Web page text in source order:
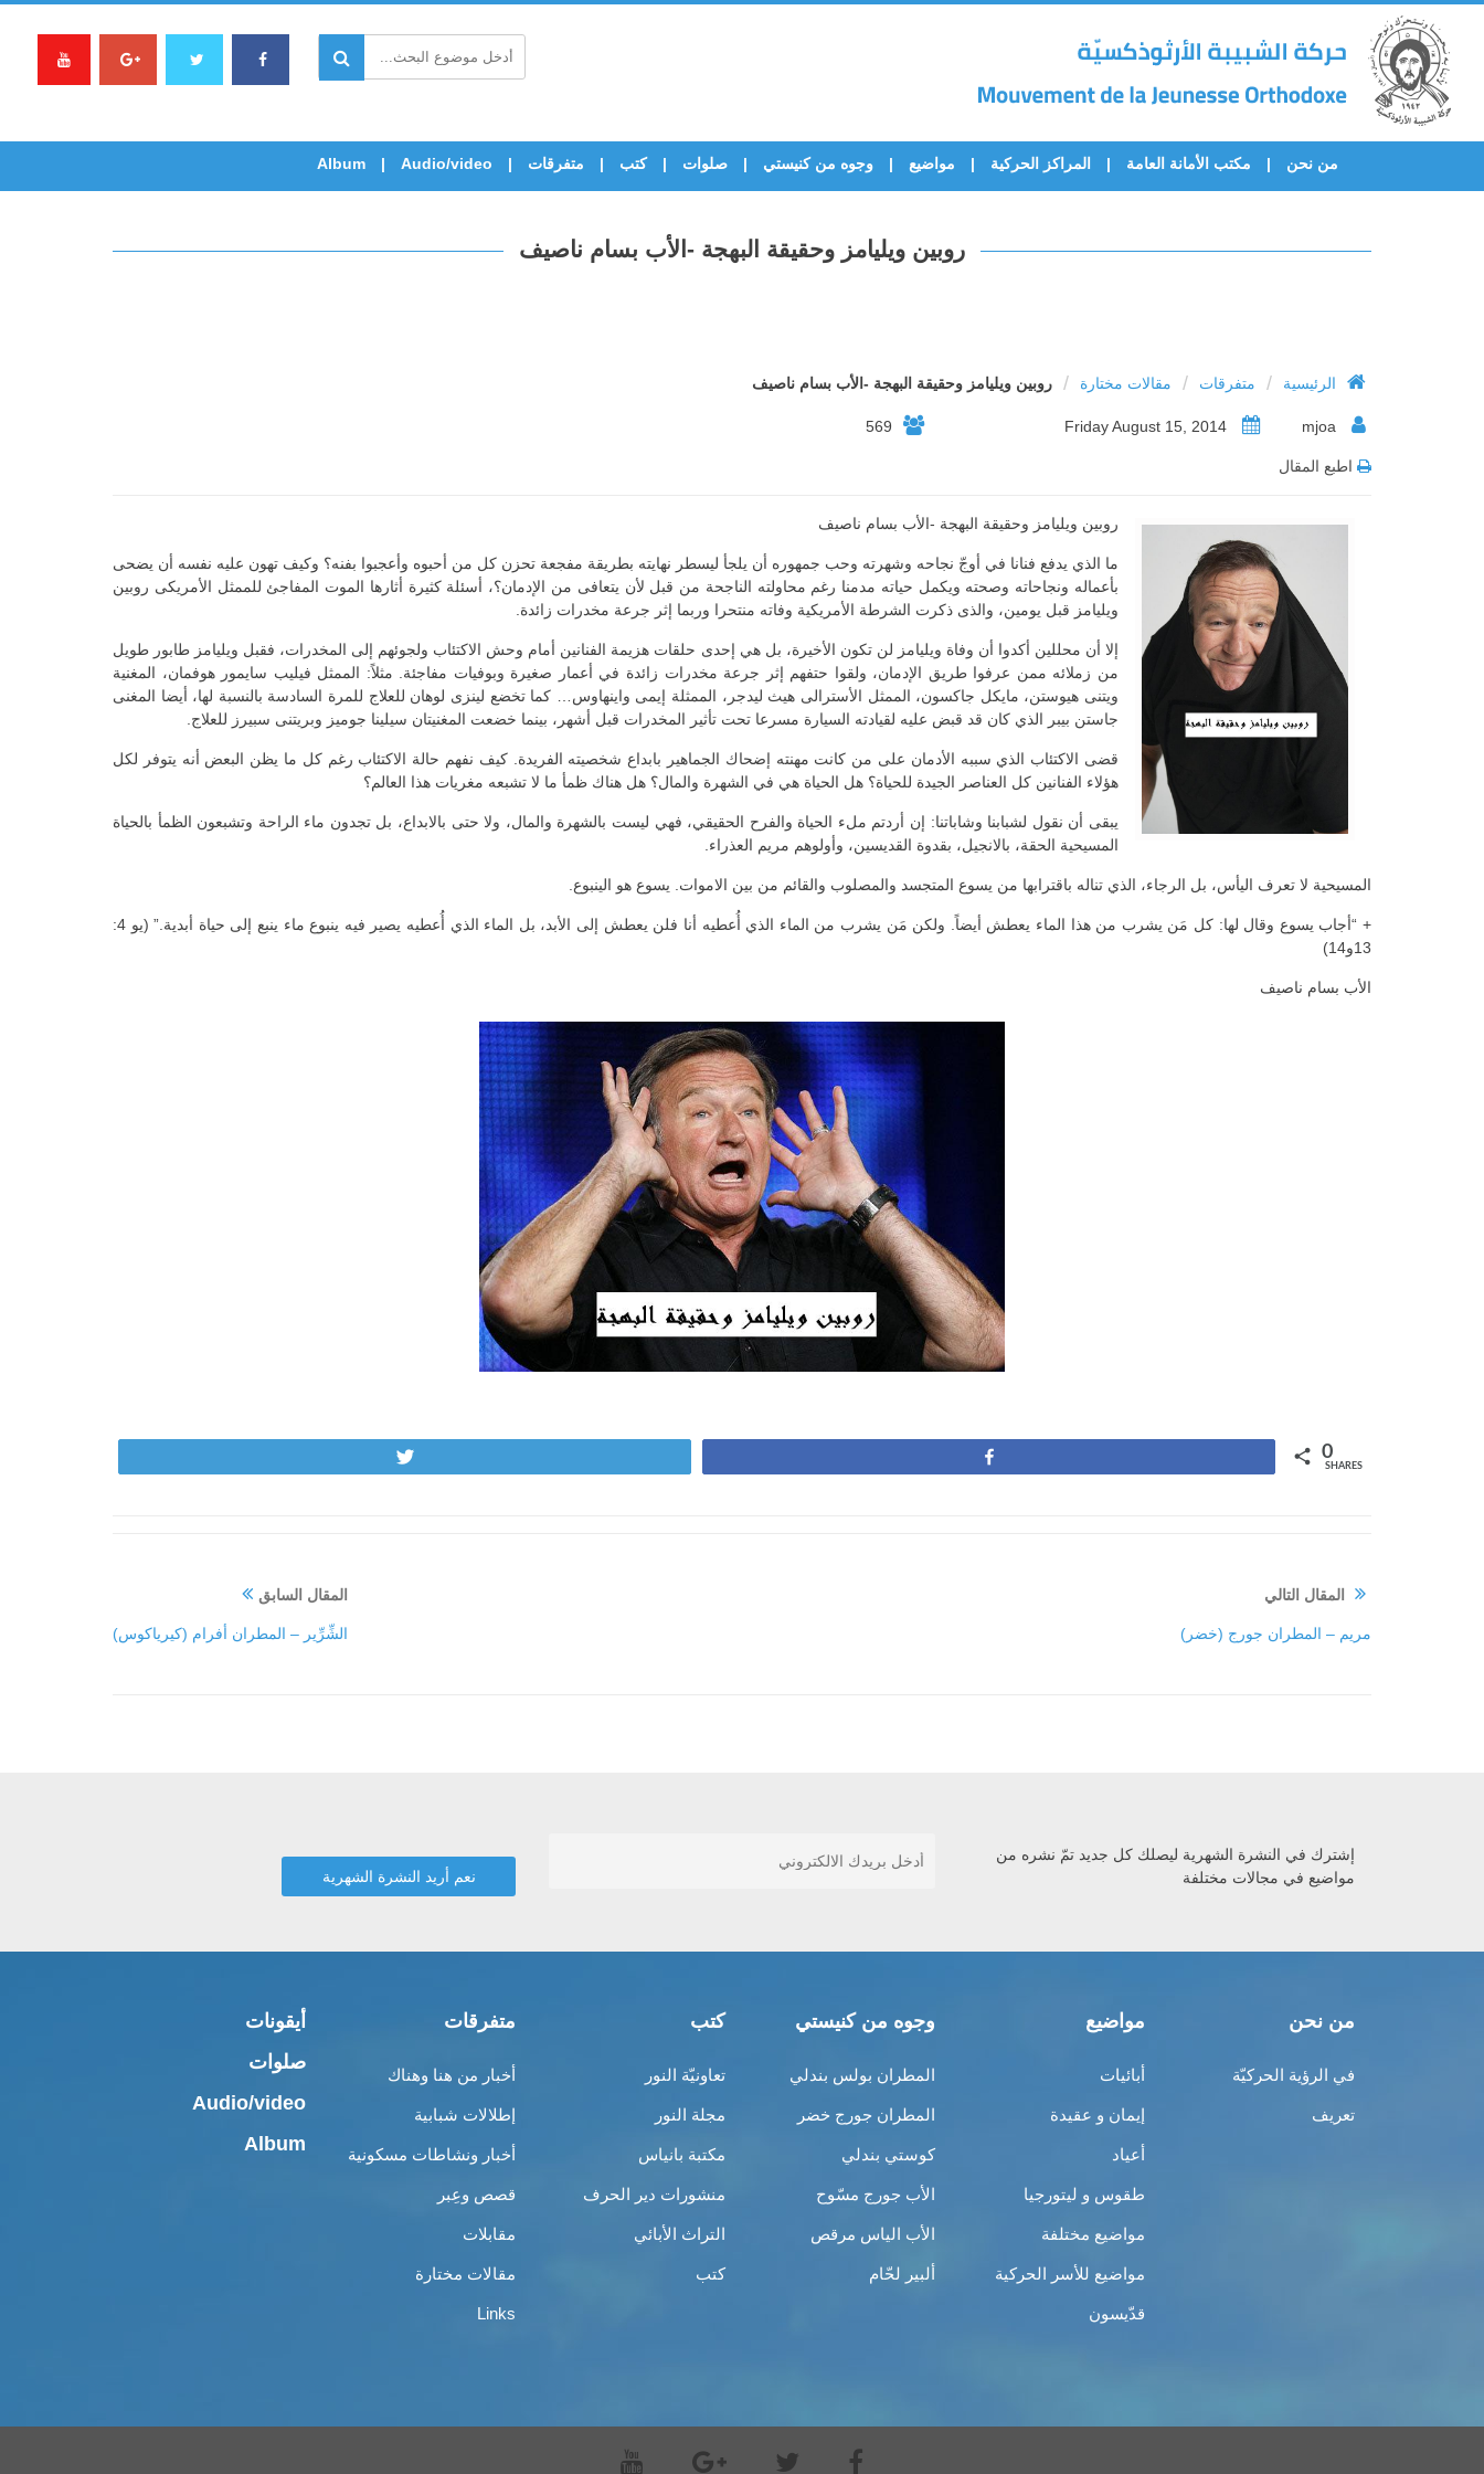
من نحن مكتب الأمانة العامة المراكز الحركية مواضيع وجوه من كنيستي صلوات كتب متفرقات Audio/video
Album
روبين ويليامز وحقيقة البهجة -الأب بسام ناصيف
الرئيسية / متفرقات / مقالات مختارة / روبين ويليامز وحقيقة البهجة -الأب بسام ناصيف
569
اطبع المقال
روبين ويليامز وحقيقة البهجة -الأب بسام ناصيف
ما الذي يدفع فنانا في أوجّ نجاحه وشهرته وحب جمهوره أن يلجأ ليسطر نهايته بطريقة مفجعة تحزن كل من أحبوه وأعجبوا بفنه؟ وكيف تهون عليه نفسه أن يضحى
بأعماله ونجاحاته وصحته ويكمل حياته مدمنا رغم محاولته الناجحة من قبل لأن يتعافى من الإدمان؟، أسئلة كثيرة أثارها الموت المفاجئ للممثل الأمريكى روبين
ويليامز قبل يومين، والذى ذكرت الشرطة الأمريكية وفاته منتحرا وربما إثر جرعة مخدرات زائدة.
إلا أن محللين أكدوا أن وفاة ويليامز لن تكون الأخيرة، بل هي إحدى حلقات هزيمة الفنانين أمام وحش الاكتئاب ولجوئهم إلى المخدرات، فقبل ويليامز طابور طويل
من زملائه ممن عرفوا طريق الإدمان، ولقوا حتفهم إثر جرعة مخدرات زائدة في أعمار صغيرة وبوفيات مفاجئة. مثلاً: الممثل فيليب سايمور هوفمان، المغنية
ويتنى هيوستن، مايكل جاكسون، الممثل الأسترالى هيث ليدجر، الممثلة إيمى واينهاوس… كما تخضع لينزى لوهان للعلاج للمرة السادسة بالنسبة لها، أيضا المغنى
جاستن بيبر الذي كان قد قبض عليه لقيادته السيارة مسرعا تحت تأثير المخدرات قبل أشهر، بينما خضعت المغنيتان سيلينا جوميز وبريتنى سبيرز للعلاج.
قضى الاكتئاب الذي سببه الأدمان على من كانت مهنته إضحاك الجماهير بابداع شخصيته الفريدة. كيف نفهم حالة الاكتئاب رغم كل ما يظن البعض أنه يتوفر لكل
هؤلاء الفنانين كل العناصر الجيدة للحياة؟ هل الحياة هي في الشهرة والمال؟ هل هناك ظمأ ما لا تشبعه مغريات هذا العالم؟
يبقى أن نقول لشبابنا وشاباتنا: إن أردتم ملء الحياة والفرح الحقيقي، فهي ليست بالشهرة والمال، ولا حتى بالابداع، بل تجدون ماء الراحة وتشبعون الظمأ بالحياة
المسيحية الحقة، بالانجيل، بقدوة القديسين، وأولوهم مريم العذراء.
المسيحية لا تعرف اليأس، بل الرجاء، الذي تناله باقترابها من يسوع المتجسد والمصلوب والقائم من بين الاموات. يسوع هو الينبوع.
+ “أجاب يسوع وقال لها: كل مَن يشرب من هذا الماء يعطش أيضاً. ولكن مَن يشرب من الماء الذي أُعطيه أنا فلن يعطش إلى الأبد، بل الماء الذي أُعطيه يصير فيه ينبوع ماء ينبع إلى حياة أبدية.” (يو 4:
13و14)
الأب بسام ناصيف
0
SHARES
المقال السابق
الشِّرِّير – المطران أفرام (كيرياكوس)
المقال التالي
مريم – المطران جورج (خضر)
إشترك في النشرة الشهرية ليصلك كل جديد تمّ نشره من
مواضيع في مجالات مختلفة
من نحن
في الرؤية الحركيّة
تعريف
مواضيع
أبائيات
إيمان و عقيدة
أعياد
طقوس و ليتورجيا
مواضيع مختلفة
مواضيع للأسر الحركية
قدّيسون
وجوه من كنيستي
المطران بولس بندلي
المطران جورج خضر
كوستي بندلي
الأب جورج مسّوح
الأب الياس مرقص
ألبير لحّام
كتب
تعاونيّة النور
مجلة النور
مكتبة بانياس
منشورات دير الحرف
التراث الأبائي
كتب
متفرقات
أخبار من هنا وهناك
إطلالات شبابية
أخبار ونشاطات مسكونية
قصص وعِبر
مقابلات
مقالات مختارة
Links
أيقونات
صلوات
Audio/video
Album